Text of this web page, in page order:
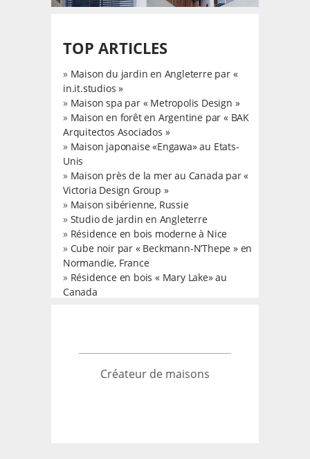
TOP ARTICLES
» Maison du jardin en Angleterre par «
in.it.studios »
» Maison spa par « Metropolis Design »
» Maison en forêt en Argentine par « BAK
Arquitectos Asociados »
» Maison japonaise «Engawa» au Etats-
Unis
» Maison près de la mer au Canada par «
Victoria Design Group »
» Maison sibérienne, Russie
» Studio de jardin en Angleterre
» Résidence en bois moderne à Nice
» Cube noir par « Beckmann-N’Thepe » en
Normandie, France
» Résidence en bois « Mary Lake» au
Canada
Créateur de maisons